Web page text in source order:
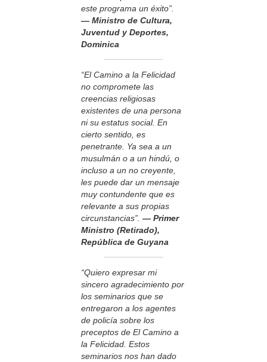
este programa un éxito”.
— Ministro de Cultura,
Juventud y Deportes,
Dominica
“El Camino a la Felicidad
no compromete las
creencias religiosas
existentes de una persona
ni su estatus social. En
cierto sentido, es
penetrante. Ya sea a un
musulmán o a un hindú, o
incluso a un no creyente,
les puede dar un mensaje
muy contundente que es
relevante a sus propias
circunstancias”. — Primer
Ministro (Retirado),
República de Guyana
“Quiero expresar mi
sincero agradecimiento por
los seminarios que se
entregaron a los agentes
de policía sobre los
preceptos de El Camino a
la Felicidad. Estos
seminarios nos han dado